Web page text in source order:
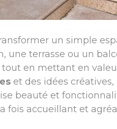
un simple
une terrasse ou un
en mettant en
et des idées
beauté et
fois accueillant et